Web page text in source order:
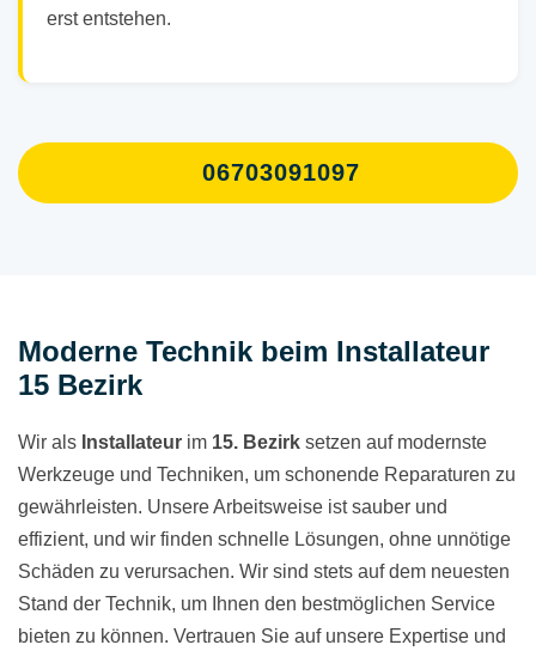
erst entstehen.
06703091097
Moderne Technik beim Installateur
15 Bezirk
Wir als Installateur im 15. Bezirk setzen auf modernste
Werkzeuge und Techniken, um schonende Reparaturen zu
gewährleisten. Unsere Arbeitsweise ist sauber und
effizient, und wir finden schnelle Lösungen, ohne unnötige
Schäden zu verursachen. Wir sind stets auf dem neuesten
Stand der Technik, um Ihnen den bestmöglichen Service
bieten zu können. Vertrauen Sie auf unsere Expertise und